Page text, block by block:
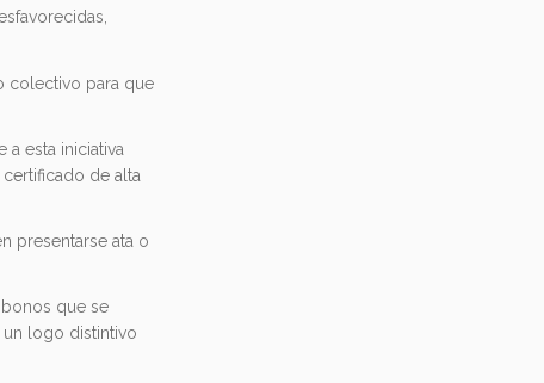
colectivo para que
esta iniciativa
de alta
presentarse ata o
que se
un logo distintivo